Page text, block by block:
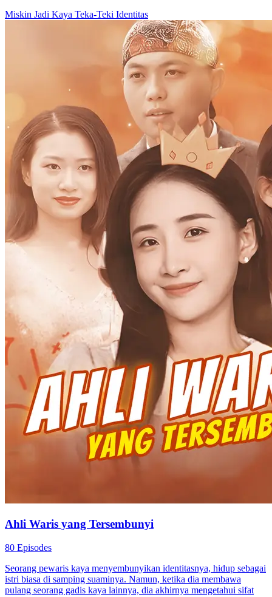
Miskin Jadi Kaya Teka-Teki Identitas
Ahli Waris yang Tersembunyi
80 Episodes
Seorang pewaris kaya menyembunyikan identitasnya, hidup sebagai
istri biasa di samping suaminya. Namun, ketika dia membawa
pulang seorang gadis kaya lainnya, dia akhirnya mengetahui sifat